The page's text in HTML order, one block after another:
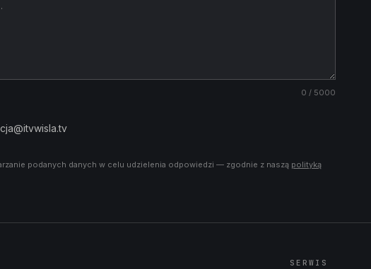
0 / 5000
podanych danych w celu udzielenia odpowiedzi — zgodnie z naszą polityką
SERWIS